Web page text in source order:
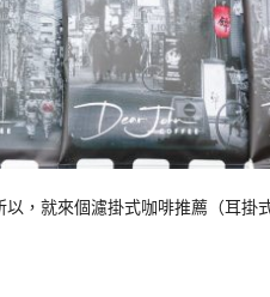
，就來個濾掛式咖啡推薦（耳掛